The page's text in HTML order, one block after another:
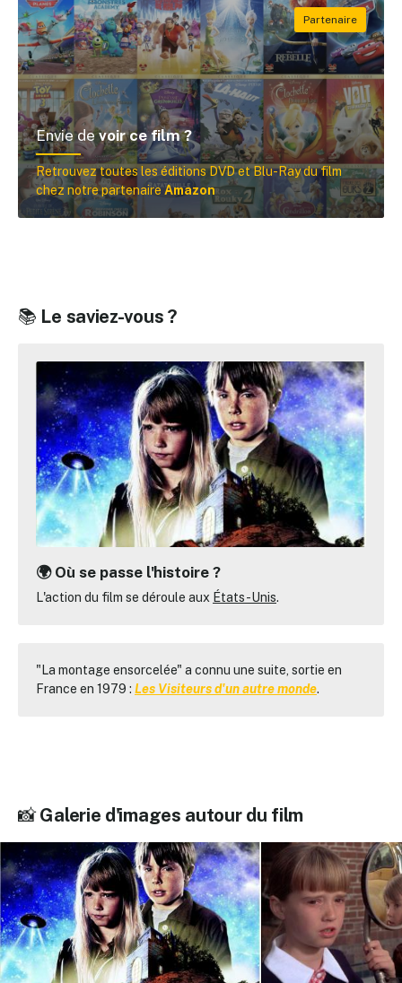
Envie devoir ce film ?
Retrouvez toutes les éditions DVD et Blu-Ray du film
chez notre partenaireAmazon
📚 Le saviez-vous ?
🌍 Où se passe l'histoire ?
L'action du film se déroule aux États-Unis.
"La montage ensorcelée" a connu une suite, sortie en
France en 1979 : Les Visiteurs d'un autre monde.
📸Galerie d'images autour du film